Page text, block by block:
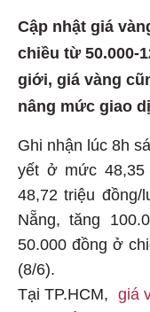
Cập nhật giá
chiều từ 50.000-
giới, giá vàng
nâng mức giao
Ghi nhận lúc 8h
yết ở mức 48,35
48,72 triệu
Nẵng, tăng
50.000 đồng ở
(8/6).
Tại TP.HCM, giá